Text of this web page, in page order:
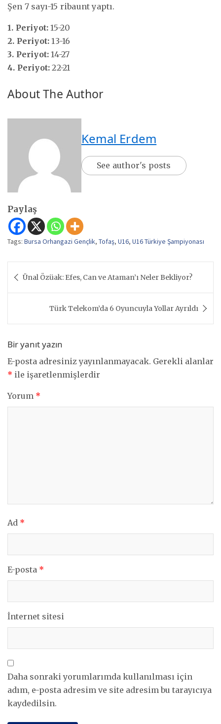
Şen 7 sayı-15 ribaunt yaptı.
1. Periyot: 15-20
2. Periyot: 13-16
3. Periyot: 14-27
4. Periyot: 22-21
About The Author
Kemal Erdem
See author's posts
Paylaş
Tags: Bursa Orhangazi Gençlik, Tofaş, U16, U16 Türkiye Şampiyonası
gezinmesi
Ünal Özüak: Efes, Can ve Ataman’ı Neler Bekliyor?
Türk Telekom’da 6 Oyuncuyla Yollar Ayrıldı
Bir yanıt yazın
E-posta adresiniz yayınlanmayacak. Gerekli alanlar
* ile işaretlenmişlerdir
Yorum *
Ad *
E-posta *
İnternet sitesi
Daha sonraki yorumlarımda kullanılması için
adım, e-posta adresim ve site adresim bu tarayıcıya
kaydedilsin.